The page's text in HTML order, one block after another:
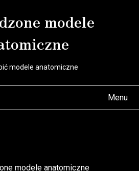
modele
modele anatomiczne
Menu